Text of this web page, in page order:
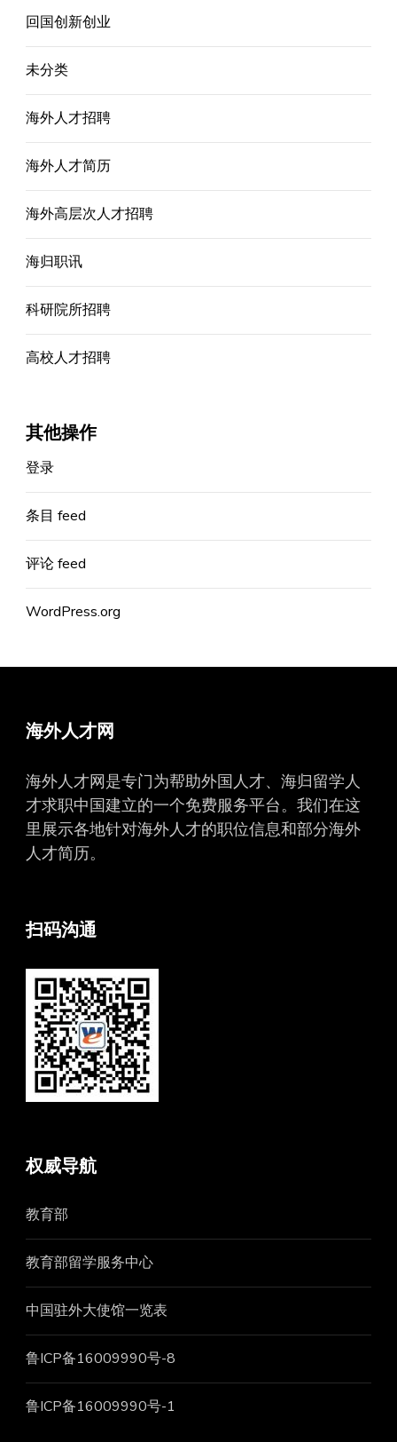
回国创新创业
未分类
海外人才招聘
海外人才简历
海外高层次人才招聘
海归职讯
科研院所招聘
高校人才招聘
其他操作
登录
条目 feed
评论 feed
WordPress.org
海外人才网
海外人才网是专门为帮助外国人才、海归留学人
才求职中国建立的一个免费服务平台。我们在这
里展示各地针对海外人才的职位信息和部分海外
人才简历。
扫码沟通
权威导航
教育部
教育部留学服务中心
中国驻外大使馆一览表
鲁ICP备16009990号-8
鲁ICP备16009990号-1